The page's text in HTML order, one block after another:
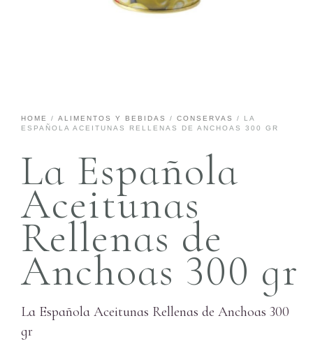
HOME / ALIMENTOS Y BEBIDAS / CONSERVAS
/ LA
ESPAÑOLA ACEITUNAS RELLENAS DE ANCHOAS 300 GR
La Española
Aceitunas
Rellenas de
Anchoas 300 gr
La Española Aceitunas Rellenas de Anchoas 300
gr